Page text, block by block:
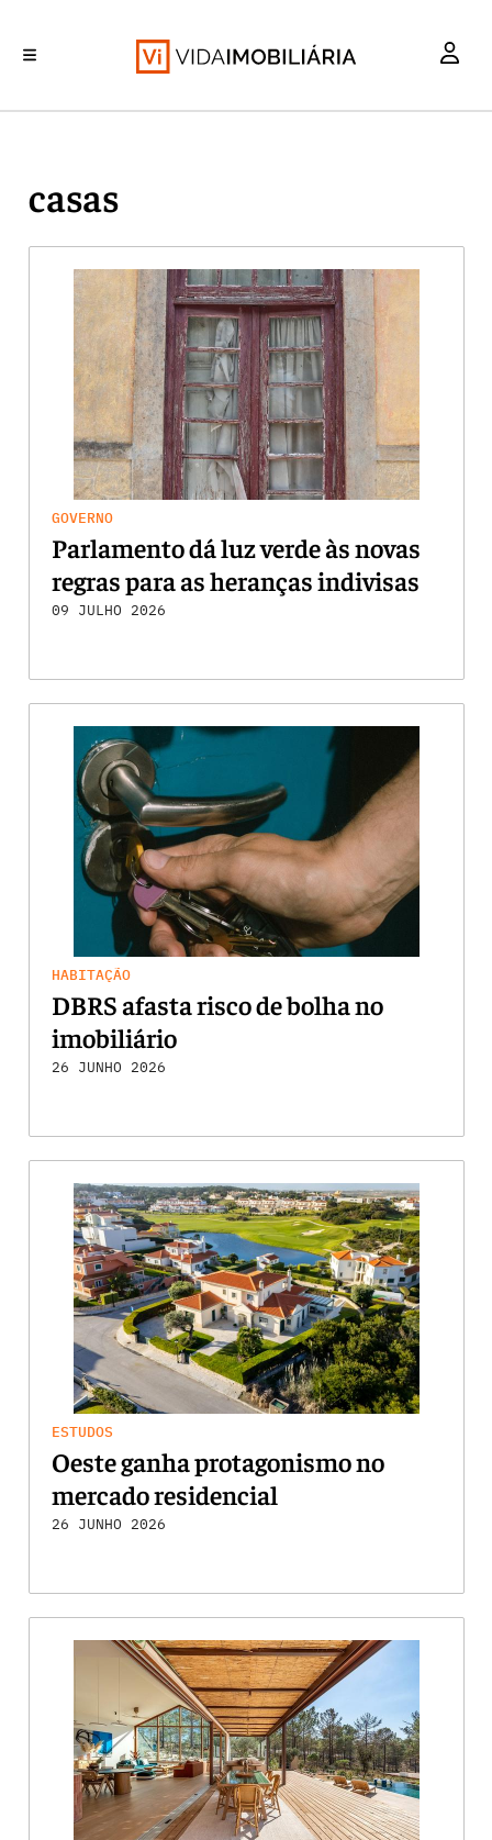
casas
GOVERNO
Parlamento dá luz verde às novas
regras para as heranças indivisas
09 JULHO 2026
HABITAÇÃO
DBRS afasta risco de bolha no
imobiliário
26 JUNHO 2026
ESTUDOS
Oeste ganha protagonismo no
mercado residencial
26 JUNHO 2026